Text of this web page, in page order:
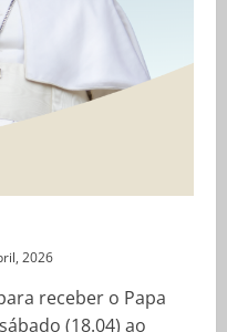
2026
receber o Papa
(18.04) ao